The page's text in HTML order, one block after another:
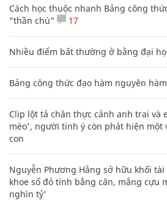
Cách học thuộc nhanh Bảng công
"thần chú"
17
Nhiều điểm bất thường ở bằng đại
Bảng công thức đạo hàm nguyên
Clip lột tả chân thực cảnh anh trai và
mèo', người tinh ý còn phát hiện một
con
Nguyễn Phương Hằng sở hữu khối
khoe sổ đỏ tính bằng cân, mắng cựu
nghìn tỷ'